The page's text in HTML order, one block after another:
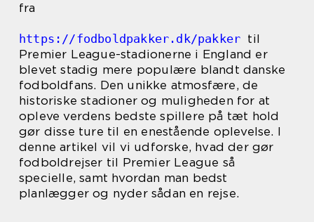
fra
https://fodboldpakker.dk/pakker til
Premier League-stadionerne i England er
blevet stadig mere populære blandt danske
fodboldfans. Den unikke atmosfære, de
historiske stadioner og muligheden for at
opleve verdens bedste spillere på tæt hold
gør disse ture til en enestående oplevelse. I
denne artikel vil vi udforske, hvad der gør
fodboldrejser til Premier League så
specielle, samt hvordan man bedst
planlægger og nyder sådan en rejse.